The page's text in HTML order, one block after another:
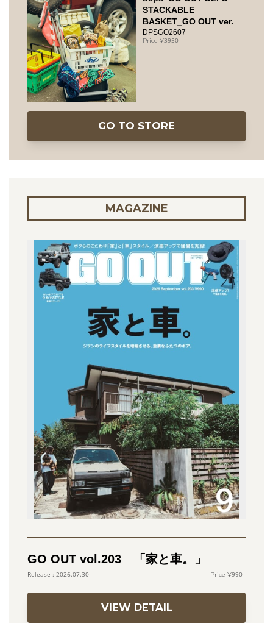
STACKABLE
BASKET_GO OUT ver.
DPSGO2607
3950
GO TO STORE
MAGAZINE
GO OUT vol.203 「家と車。」
2026.07.30 990
VIEW DETAIL